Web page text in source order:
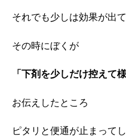
それでも少しは効果が出
その時にぼくが
「下剤を少しだけ控えて
お伝えしたところ
ピタリと便通が止まって